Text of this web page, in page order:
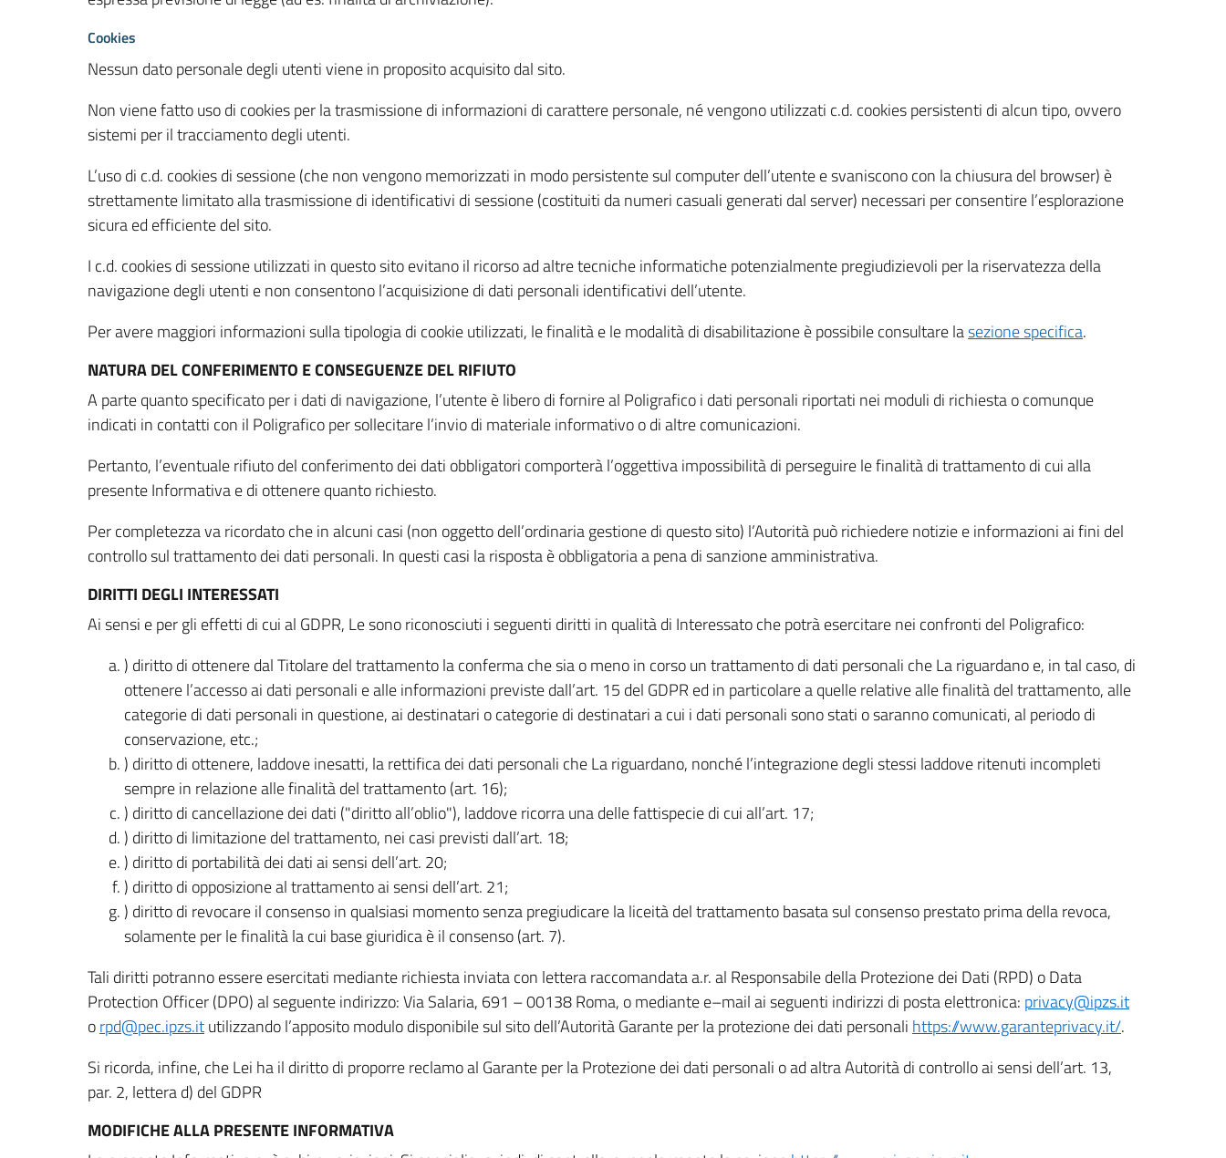
Cookies
Nessun dato personale degli utenti viene in proposito acquisito dal sito.
Non viene fatto uso di cookies per la trasmissione di informazioni di carattere personale, né vengono utilizzati c.d. cookies persistenti di alcun tipo, ovvero
sistemi per il tracciamento degli utenti.
L’uso di c.d. cookies di sessione (che non vengono memorizzati in modo persistente sul computer dell’utente e svaniscono con la chiusura del browser) è
strettamente limitato alla trasmissione di identificativi di sessione (costituiti da numeri casuali generati dal server) necessari per consentire l’esplorazione
sicura ed efficiente del sito.
I c.d. cookies di sessione utilizzati in questo sito evitano il ricorso ad altre tecniche informatiche potenzialmente pregiudizievoli per la riservatezza della
navigazione degli utenti e non consentono l’acquisizione di dati personali identificativi dell’utente.
Per avere maggiori informazioni sulla tipologia di cookie utilizzati, le finalità e le modalità di disabilitazione è possibile consultare lasezione specifica.
NATURA DEL CONFERIMENTO E CONSEGUENZE DEL RIFIUTO
A parte quanto specificato per i dati di navigazione, l’utente è libero di fornire al Poligrafico i dati personali riportati nei moduli di richiesta o comunque
indicati in contatti con il Poligrafico per sollecitare l’invio di materiale informativo o di altre comunicazioni.
Pertanto, l’eventuale rifiuto del conferimento dei dati obbligatori comporterà l’oggettiva impossibilità di perseguire le finalità di trattamento di cui alla
presente Informativa e di ottenere quanto richiesto.
Per completezza va ricordato che in alcuni casi (non oggetto dell’ordinaria gestione di questo sito) l’Autorità può richiedere notizie e informazioni ai fini del
controllo sul trattamento dei dati personali. In questi casi la risposta è obbligatoria a pena di sanzione amministrativa.
DIRITTI DEGLI INTERESSATI
Ai sensi e per gli effetti di cui al GDPR, Le sono riconosciuti i seguenti diritti in qualità di Interessato che potrà esercitare nei confronti del Poligrafico:
) diritto di ottenere dal Titolare del trattamento la conferma che sia o meno in corso un trattamento di dati personali che La riguardano e, in tal caso, di
ottenere l’accesso ai dati personali e alle informazioni previste dall’art. 15 del GDPR ed in particolare a quelle relative alle finalità del trattamento, alle
categorie di dati personali in questione, ai destinatari o categorie di destinatari a cui i dati personali sono stati o saranno comunicati, al periodo di
conservazione, etc.;
) diritto di ottenere, laddove inesatti, la rettifica dei dati personali che La riguardano, nonché l’integrazione degli stessi laddove ritenuti incompleti
sempre in relazione alle finalità del trattamento (art. 16);
) diritto di cancellazione dei dati ("diritto all’oblio"), laddove ricorra una delle fattispecie di cui all’art. 17;
) diritto di limitazione del trattamento, nei casi previsti dall’art. 18;
) diritto di portabilità dei dati ai sensi dell’art. 20;
) diritto di opposizione al trattamento ai sensi dell’art. 21;
) diritto di revocare il consenso in qualsiasi momento senza pregiudicare la liceità del trattamento basata sul consenso prestato prima della revoca,
solamente per le finalità la cui base giuridica è il consenso (art. 7).
Tali diritti potranno essere esercitati mediante richiesta inviata con lettera raccomandata a.r. al Responsabile della Protezione dei Dati (RPD) o Data
Protection Officer (DPO) al seguente indirizzo: Via Salaria, 691 – 00138 Roma, o mediante e–mail ai seguenti indirizzi di posta elettronica: privacy@ipzs.it
orpd@pec.ipzs.itutilizzando l’apposito modulo disponibile sul sito dell’Autorità Garante per la protezione dei dati personali https://www.garanteprivacy.it/.
Si ricorda, infine, che Lei ha il diritto di proporre reclamo al Garante per la Protezione dei dati personali o ad altra Autorità di controllo ai sensi dell’art. 13,
par. 2, lettera d) del GDPR
MODIFICHE ALLA PRESENTE INFORMATIVA